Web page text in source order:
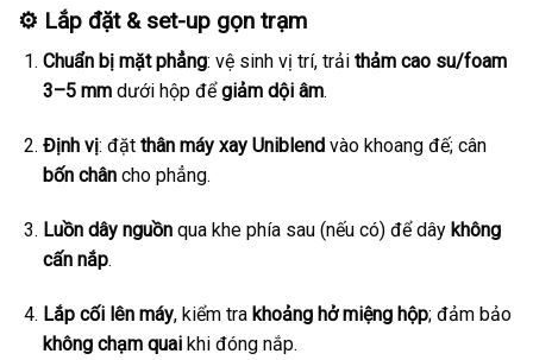
⚙️ Lắp đặt & set-up gọn trạm
Chuẩn bị mặt phẳng: vệ sinh vị trí, trải thảm cao su/foam
3–5 mmdưới hộp đểgiảm dội âm.
Định vị: đặt thân máy xay Uniblendvào khoang đế; cân
bốn châncho phẳng.
Luồn dây nguồnqua khe phía sau (nếu có) để dây không
cấn nắp.
Lắp cối lên máy, kiểm tra khoảng hở miệng hộp; đảm bảo
không chạm quaikhi đóng nắp.